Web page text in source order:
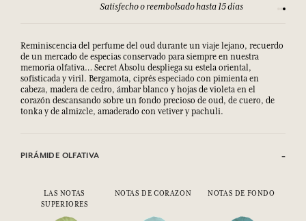
Satisfecho o reembolsado hasta 15 días Cada
Reminiscencia del perfume del oud durante un viaje lejano, recuerdo
de un mercado de especias conservado para siempre en nuestra
memoria olfativa… Secret Absolu despliega su estela oriental,
sofisticada y viril. Bergamota, ciprés especiado con pimienta en
cabeza, madera de cedro, ámbar blanco y hojas de violeta en el
corazón descansando sobre un fondo precioso de oud, de cuero, de
tonka y de almizcle, amaderado con vetiver y pachuli.
PIRÁMIDE OLFATIVA
LAS NOTAS
SUPERIORES
NOTAS DE CORAZON NOTAS DE FONDO